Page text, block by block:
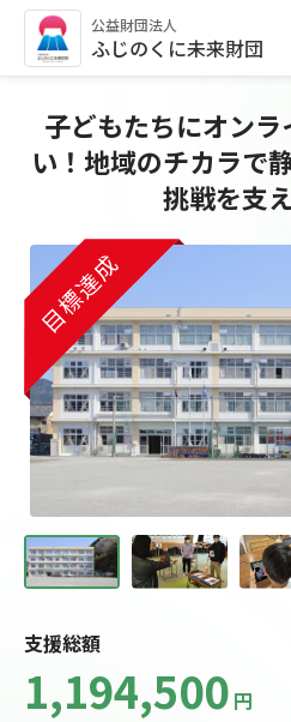
公益財団法人
ふじのくに未来財団
子どもたちにオン
い！地域のチカラで
挑戦を支
目標達成
目標達成
目標達成
支援総額
1,194,500 円